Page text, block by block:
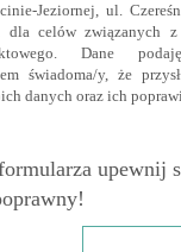
Jeziornej, ul.
dla celów związanych
Dane
świadoma/y, że
danych oraz ich
upewnij